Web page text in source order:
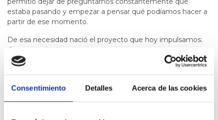
Consentimiento Detalles Acerca de las cookies
estaba pasando y empezar a pensar qué podíamos hacer a
partir de ese momento.
De esa necesidad nació el proyecto que hoy impulsamos:
@proyectolionheart
Al principio surgió casi como una forma de salvarnos a
nosotros mismos. Necesitábamos transformar la adversidad
en algo que nos empujara a seguir adelante, a sacar nuestra